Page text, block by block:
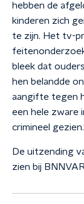
hebben de
kinderen zich
te zijn. Het tv-
bleek dat
hen belandde
aangifte tegen
een hele zware
crimineel
De uitzending
zien bij